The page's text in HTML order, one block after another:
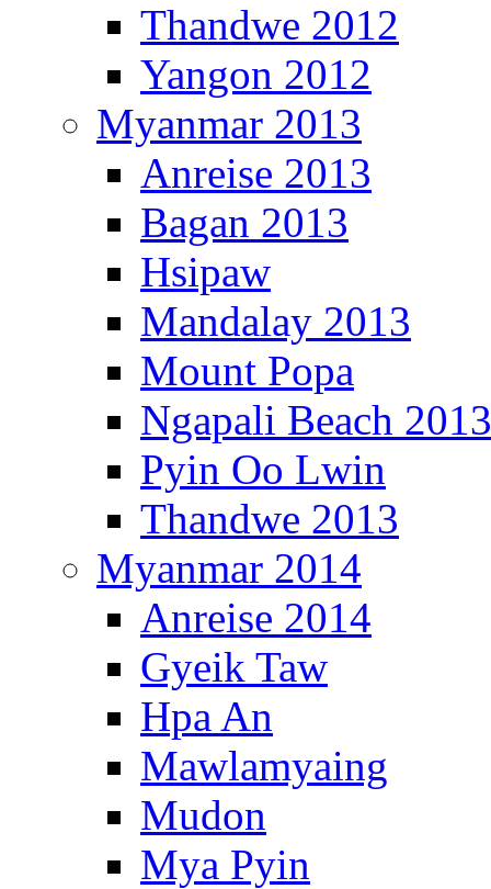
Thandwe 2012
Yangon 2012
Myanmar 2013
Anreise 2013
Bagan 2013
Hsipaw
Mandalay 2013
Mount Popa
Ngapali Beach 2013
Pyin Oo Lwin
Thandwe 2013
Myanmar 2014
Anreise 2014
Gyeik Taw
Hpa An
Mawlamyaing
Mudon
Mya Pyin